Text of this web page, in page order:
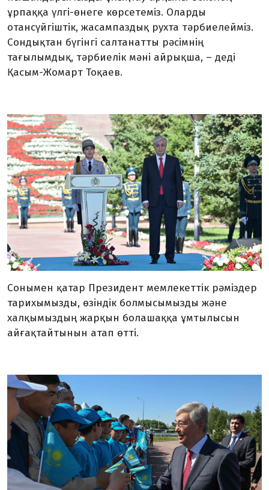
ұрпаққа үлгі-өнеге көрсетеміз. Оларды
отансүйгіштік, жасампаздық рухта тәрбиелейміз.
Сондықтан бүгінгі салтанатты рәсімнің
тағылымдық, тәрбиелік мәні айрықша, – деді
Қасым-Жомарт Тоқаев.
Сонымен қатар Президент мемлекеттік рәміздер
тарихымызды, өзіндік болмысымызды және
халқымыздың жарқын болашаққа ұмтылысын
айғақтайтынын атап өтті.